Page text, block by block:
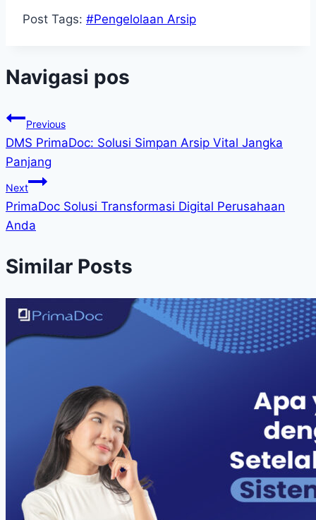
Post Tags: #Pengelolaan Arsip
Navigasi pos
Previous
DMS PrimaDoc: Solusi Simpan Arsip Vital Jangka
Panjang
Next
PrimaDoc Solusi Transformasi Digital Perusahaan
Anda
Similar Posts